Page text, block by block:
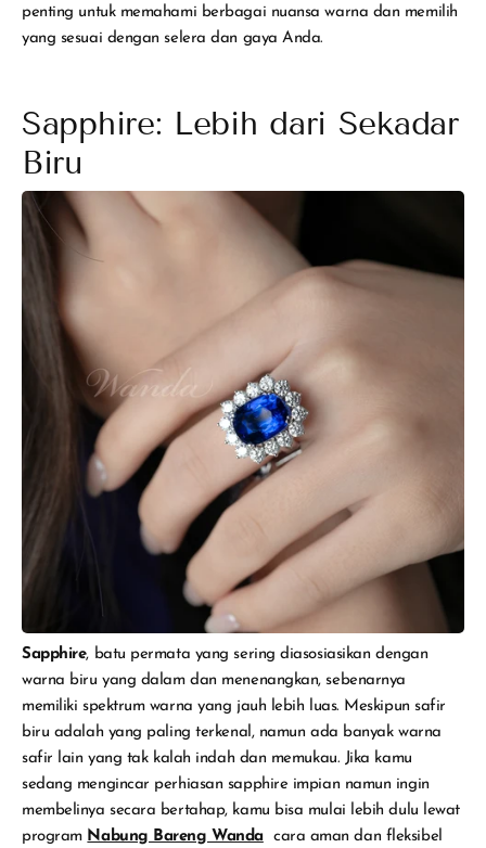
penting untuk memahami berbagai nuansa warna dan memilih
yang sesuai dengan selera dan gaya Anda.
Sapphire: Lebih dari Sekadar
Biru
Sapphire, batu permata yang sering diasosiasikan dengan
warna biru yang dalam dan menenangkan, sebenarnya
memiliki spektrum warna yang jauh lebih luas. Meskipun safir
biru adalah yang paling terkenal, namun ada banyak warna
safir lain yang tak kalah indah dan memukau. Jika kamu
sedang mengincar perhiasan sapphire impian namun ingin
membelinya secara bertahap, kamu bisa mulai lebih dulu lewat
program Nabung Bareng Wandacara aman dan fleksibel